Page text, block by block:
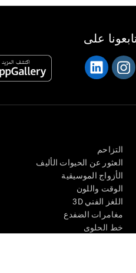
على
التزاحم
العثور عن الحيوات الأليف
الأزواج الموسيقية
الوقت واللون
اللغز الفني 3D
مغامرات الضفدع
خط الحلوى